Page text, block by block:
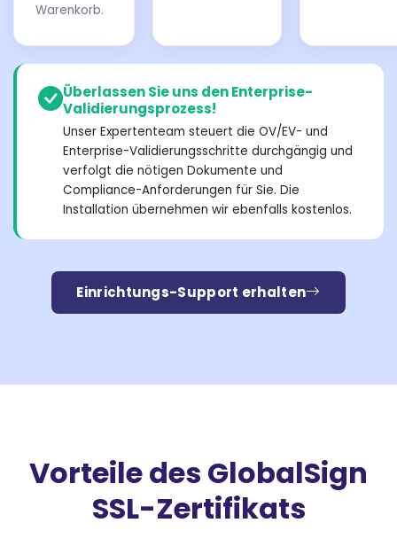
Warenkorb.
Überlassen Sie uns den Enterprise-
Validierungsprozess!
Unser Expertenteam steuert die OV/EV- und
Enterprise-Validierungsschritte durchgängig und
verfolgt die nötigen Dokumente und
Compliance-Anforderungen für Sie. Die
Installation übernehmen wir ebenfalls kostenlos.
Einrichtungs-Support erhalten
Vorteile des GlobalSign
SSL-Zertifikats